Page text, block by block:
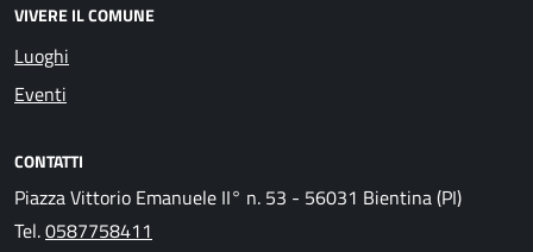
VIVERE IL COMUNE
Luoghi
Eventi
CONTATTI
Piazza Vittorio Emanuele II° n. 53 - 56031 Bientina (PI)
Tel.0587758411